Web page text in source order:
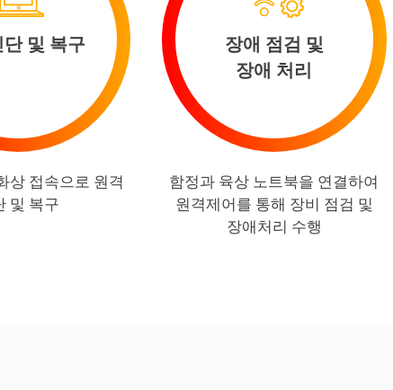
및 복구
상 접속으로 원격
및 복구
장애 점검 및
장애 처리
함정과 육상 노트북을 연결하여
원격제어를 통해 장비 점검 및
장애처리 수행